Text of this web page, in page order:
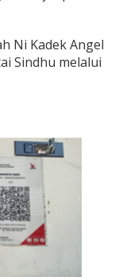
Ni Kadek Angel
Sindhu melalui